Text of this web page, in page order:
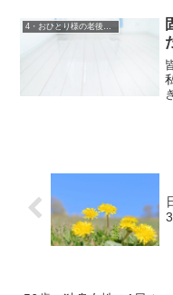
4・おひとり様の老後準備